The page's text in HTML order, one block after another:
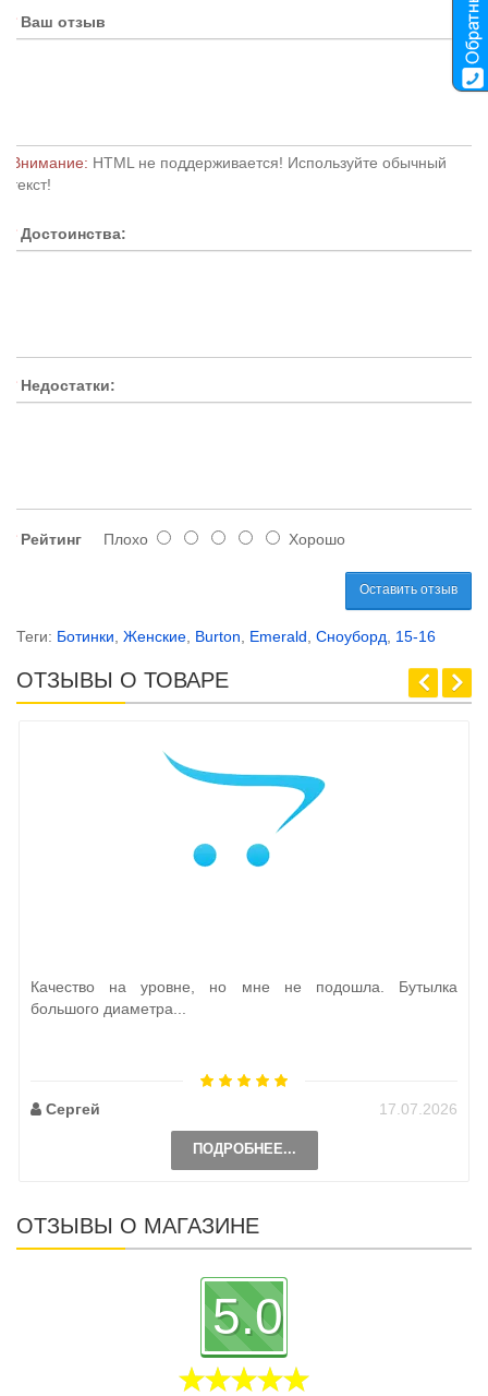
Ваш отзыв
Внимание: HTML не поддерживается! Используйте обычный
текст!
Достоинства:
Недостатки:
Рейтинг Плохо Хорошо
Оставить отзыв
Теги: Ботинки Женские Burton Emerald Сноуборд 15-16
ОТЗЫВЫ О ТОВАРЕ
Качество на уровне, но мне не подошла. Бутылка
большого диаметра...
Сергей 17.07.2026
ПОДРОБНЕЕ...
ОТЗЫВЫ О МАГАЗИНЕ
5.0